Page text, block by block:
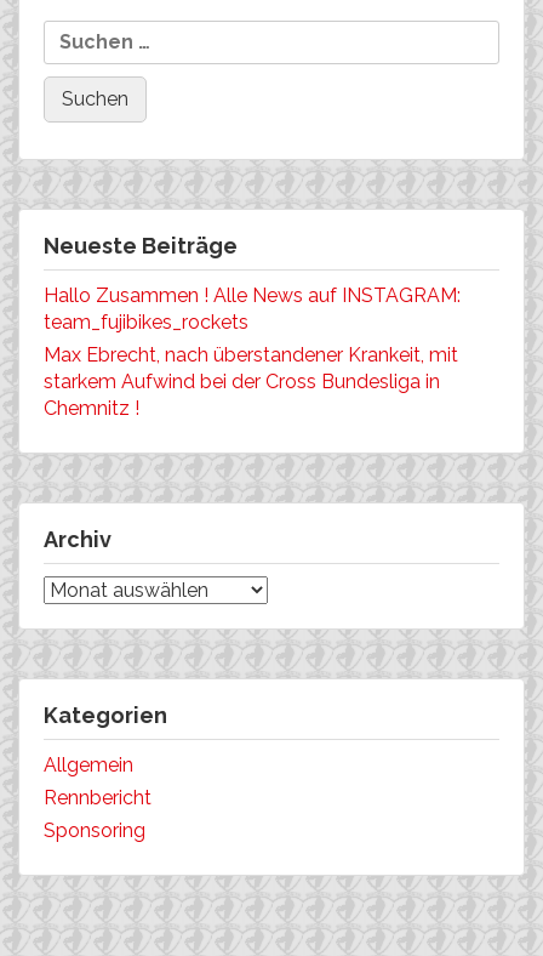
Neueste Beiträge
Hallo Zusammen ! Alle News auf INSTAGRAM:
team_fujibikes_rockets
Max Ebrecht, nach überstandener Krankeit, mit
starkem Aufwind bei der Cross Bundesliga in
Chemnitz !
Archiv
Archiv
Kategorien
Allgemein
Rennbericht
Sponsoring